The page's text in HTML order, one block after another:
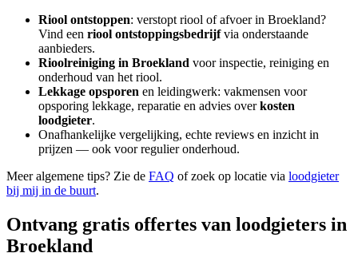
Riool ontstoppen: verstopt riool of afvoer in Broekland?
Vind een riool ontstoppingsbedrijfvia onderstaande
aanbieders.
Rioolreiniging in Broekland voor inspectie, reiniging en
onderhoud van het riool.
Lekkage opsporen en leidingwerk: vakmensen voor
opsporing lekkage, reparatie en advies overkosten
loodgieter.
Onafhankelijke vergelijking, echte reviews en inzicht in
prijzen — ook voor regulier onderhoud.
Meer algemene tips? Zie de FAQ of zoek op locatie via loodgieter
bij mij in de buurt.
Ontvang gratis offertes van loodgieters in
Broekland